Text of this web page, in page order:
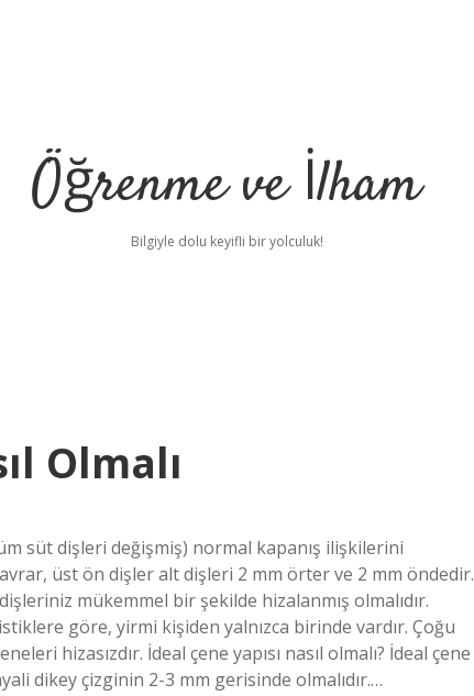
Öğrenme ve İlham
Bilgiyle dolu keyifli bir yolculuk!
Olmalı
süt dişleri değişmiş) normal kapanış ilişkilerini
üst ön dişler alt dişleri 2 mm örter ve 2 mm öndedir.
mükemmel bir şekilde hizalanmış olmalıdır.
göre, yirmi kişiden yalnızca birinde vardır. Çoğu
hizasızdır. İdeal çene yapısı nasıl olmalı? İdeal çene
dikey çizginin 2-3 mm gerisinde olmalıdır.…